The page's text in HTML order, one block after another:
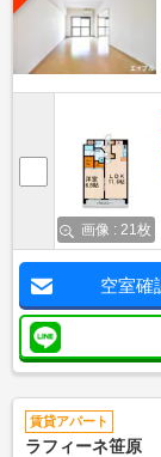
画像 : 21枚
空室確
賃貸アパート
ラフィーネ笹原